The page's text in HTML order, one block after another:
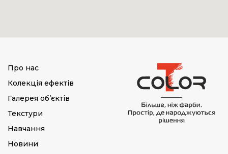
Про нас
Колекція ефектів
Галерея об’єктів
Текстури
Навчання
Новини